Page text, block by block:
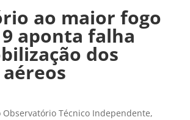
ao maior fogo
aponta falha
dos
Técnico Independente,